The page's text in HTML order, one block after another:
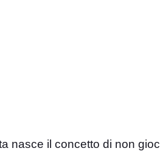
nasce il concetto di non